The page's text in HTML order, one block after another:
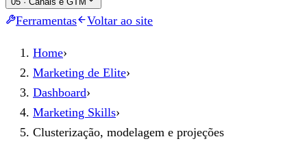
Ferramentas Voltar ao site
Home›
Marketing de Elite›
Dashboard›
Marketing Skills›
Clusterização, modelagem e projeções